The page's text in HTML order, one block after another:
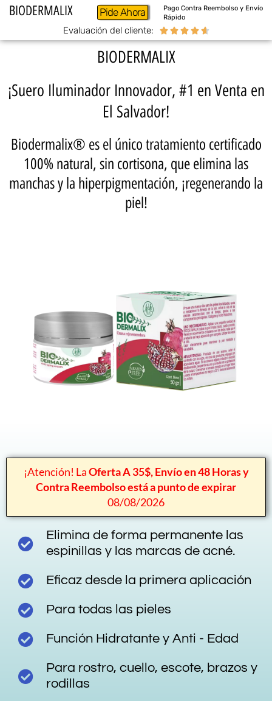
BIODERMALIX Pide Ahora
Pago Contra Reembolso y Envío
Rápido
Evaluación del cliente:     
BIODERMALIX
¡Suero Iluminador Innovador, #1 en Venta en
El Salvador!
Biodermalix® es el único tratamiento certificado
100% natural, sin cortisona, que elimina las
manchas y la hiperpigmentación, ¡regenerando la
piel!
¡Atención! LaOferta A 35$, Envío en 48 Horas y
Contra Reembolso está a punto de expirar
08/08/2026
Elimina de forma permanente las
espinillas y las marcas de acné.
Eficaz desde la primera aplicación
Para todas las pieles
Función Hidratante y Anti - Edad
Para rostro, cuello, escote, brazos y
rodillas